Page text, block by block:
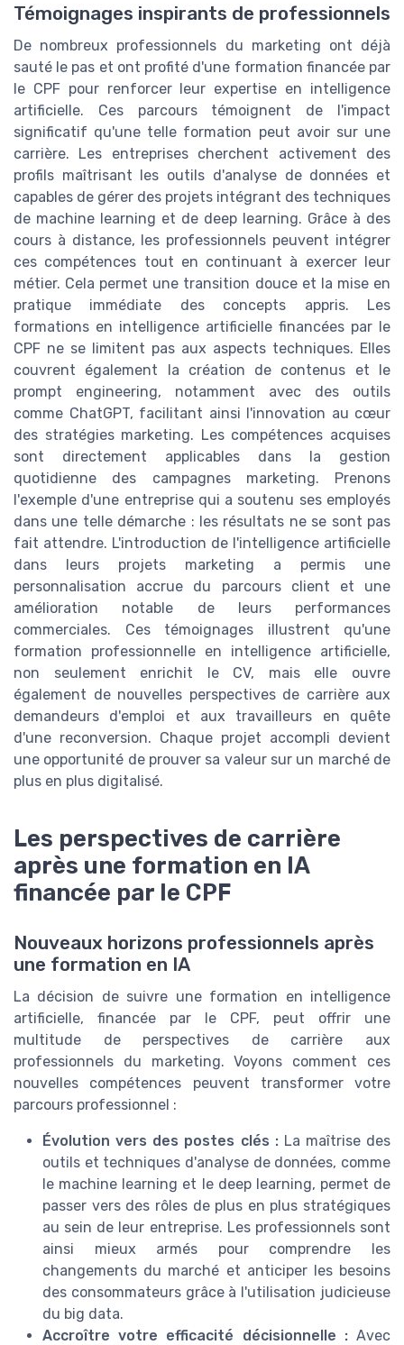
Témoignages inspirants de professionnels
De nombreux professionnels du marketing ont déjà
sauté le pas et ont profité d'une formation financée par
le CPF pour renforcer leur expertise en intelligence
artificielle. Ces parcours témoignent de l'impact
significatif qu'une telle formation peut avoir sur une
carrière. Les entreprises cherchent activement des
profils maîtrisant les outils d'analyse de données et
capables de gérer des projets intégrant des techniques
de machine learning et de deep learning. Grâce à des
cours à distance, les professionnels peuvent intégrer
ces compétences tout en continuant à exercer leur
métier. Cela permet une transition douce et la mise en
pratique immédiate des concepts appris. Les
formations en intelligence artificielle financées par le
CPF ne se limitent pas aux aspects techniques. Elles
couvrent également la création de contenus et le
prompt engineering, notamment avec des outils
comme ChatGPT, facilitant ainsi l'innovation au cœur
des stratégies marketing. Les compétences acquises
sont directement applicables dans la gestion
quotidienne des campagnes marketing. Prenons
l'exemple d'une entreprise qui a soutenu ses employés
dans une telle démarche : les résultats ne se sont pas
fait attendre. L'introduction de l'intelligence artificielle
dans leurs projets marketing a permis une
personnalisation accrue du parcours client et une
amélioration notable de leurs performances
commerciales. Ces témoignages illustrent qu'une
formation professionnelle en intelligence artificielle,
non seulement enrichit le CV, mais elle ouvre
également de nouvelles perspectives de carrière aux
demandeurs d'emploi et aux travailleurs en quête
d'une reconversion. Chaque projet accompli devient
une opportunité de prouver sa valeur sur un marché de
plus en plus digitalisé.
Les perspectives de carrière
après une formation en IA
financée par le CPF
Nouveaux horizons professionnels après
une formation en IA
La décision de suivre une formation en intelligence
artificielle, financée par le CPF, peut offrir une
multitude de perspectives de carrière aux
professionnels du marketing. Voyons comment ces
nouvelles compétences peuvent transformer votre
parcours professionnel :
Évolution vers des postes clés :La maîtrise des
outils et techniques d'analyse de données, comme
le machine learning et le deep learning, permet de
passer vers des rôles de plus en plus stratégiques
au sein de leur entreprise. Les professionnels sont
ainsi mieux armés pour comprendre les
changements du marché et anticiper les besoins
des consommateurs grâce à l'utilisation judicieuse
du big data.
Accroître votre efficacité décisionnelle :Avec